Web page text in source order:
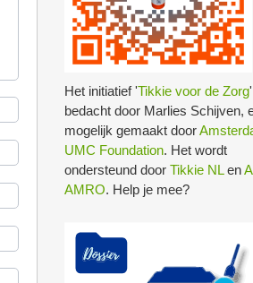
Het initiatief 'Tikkie voor de Zorg
bedacht door Marlies Schijven,
mogelijk gemaakt door
UMC Foundation. Het wordt
ondersteund door Tikkie NLen
AMRO. Help je mee?